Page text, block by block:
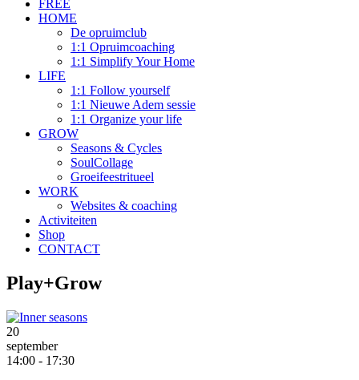
FREE
HOME
De opruimclub
1:1 Opruimcoaching
1:1 Simplify Your Home
LIFE
1:1 Follow yourself
1:1 Nieuwe Adem sessie
1:1 Organize your life
GROW
Seasons & Cycles
SoulCollage
Groeifeestritueel
WORK
Websites & coaching
Activiteiten
Shop
CONTACT
Play+Grow
20
september
14:00 - 17:30